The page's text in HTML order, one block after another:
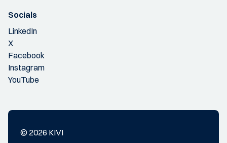
Socials
LinkedIn
X
Facebook
Instagram
YouTube
© 2026 KIVI